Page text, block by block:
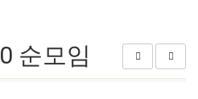
순모임